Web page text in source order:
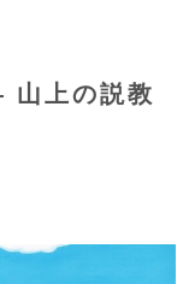
山上の説教